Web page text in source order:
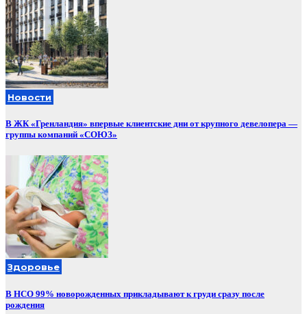
Новости
В ЖК «Гренландия» впервые клиентские дни от крупного девелопера —
группы компаний «СОЮЗ»
Здоровье
В НСО 99% новорожденных прикладывают к груди сразу после
рождения